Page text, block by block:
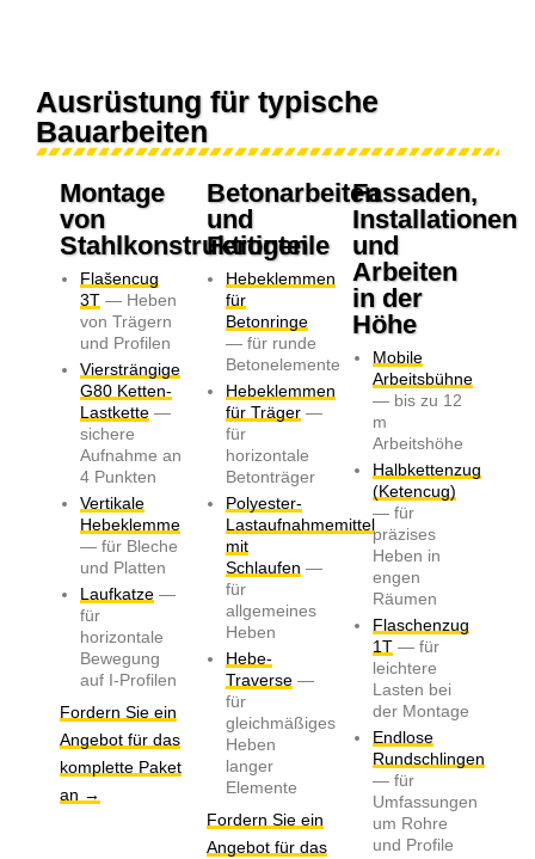
Ausrüstung für typische
Bauarbeiten
Montage
von
Stahlkonstruktionen
Flašencug
3T— Heben
von Trägern
und Profilen
Viersträngige
G80 Ketten-
Lastkette—
sichere
Aufnahme an
4 Punkten
Vertikale
Hebeklemme
— für Bleche
und Platten
Laufkatze—
für
horizontale
Bewegung
auf I-Profilen
Fordern Sie ein
Angebot für das
komplette Paket
an →
Betonarbeiten
und
Fertigteile
Hebeklemmen
für
Betonringe
— für runde
Betonelemente
Hebeklemmen
für Träger —
für
horizontale
Betonträger
Polyester-
Lastaufnahmemittel
mit
Schlaufen —
für
allgemeines
Heben
Hebe-
Traverse —
für
gleichmäßiges
Heben
langer
Elemente
Fordern Sie ein
Angebot für das
Fassaden,
Installationen
und
Arbeiten
in der
Höhe
Mobile
Arbeitsbühne
— bis zu 12
m
Arbeitshöhe
Halbkettenzug
(Ketencug)
— für
präzises
Heben in
engen
Räumen
Flaschenzug
1T — für
leichtere
Lasten bei
der Montage
Endlose
Rundschlingen
— für
Umfassungen
um Rohre
und Profile